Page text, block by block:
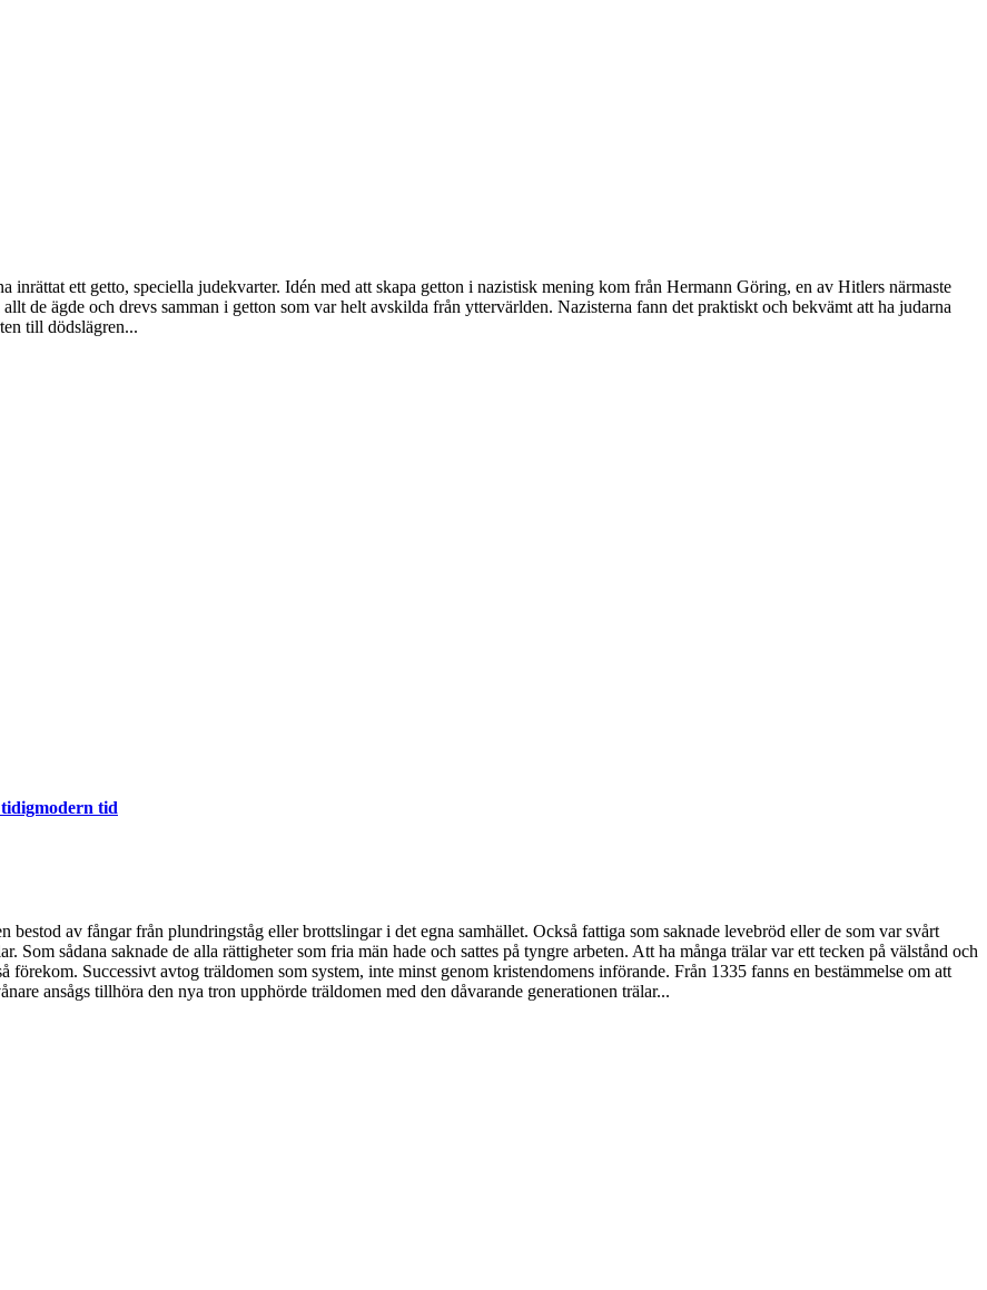
inrättat ett getto, speciella judekvarter. Idén med att skapa getton i nazistisk mening kom från Hermann Göring, en av Hitlers närmaste
de ägde och drevs samman i getton som var helt avskilda från yttervärlden. Nazisterna fann det praktiskt och bekvämt att ha judarna
till dödslägren...
tid
av fångar från plundringståg eller brottslingar i det egna samhället. Också fattiga som saknade levebröd eller de som var svårt
sådana saknade de alla rättigheter som fria män hade och sattes på tyngre arbeten. Att ha många trälar var ett tecken på välstånd och
Successivt avtog träldomen som system, inte minst genom kristendomens införande. Från 1335 fanns en bestämmelse om att
ansågs tillhöra den nya tron upphörde träldomen med den dåvarande generationen trälar...